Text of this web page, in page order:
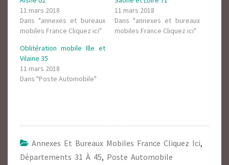
11 mars 2018
Dans "annexes et bureaux
mobiles France Cliquez ici"
11 mars 2018
Dans "annexes et bureaux
mobiles France Cliquez ici"
Oblitération mobile Ille et
Vilaine 35
11 mars 2018
Dans "Poste Automobile"
Annexes Et Bureaux Mobiles France Cliquez Ici,
Départements 31 À 45, Poste Automobile